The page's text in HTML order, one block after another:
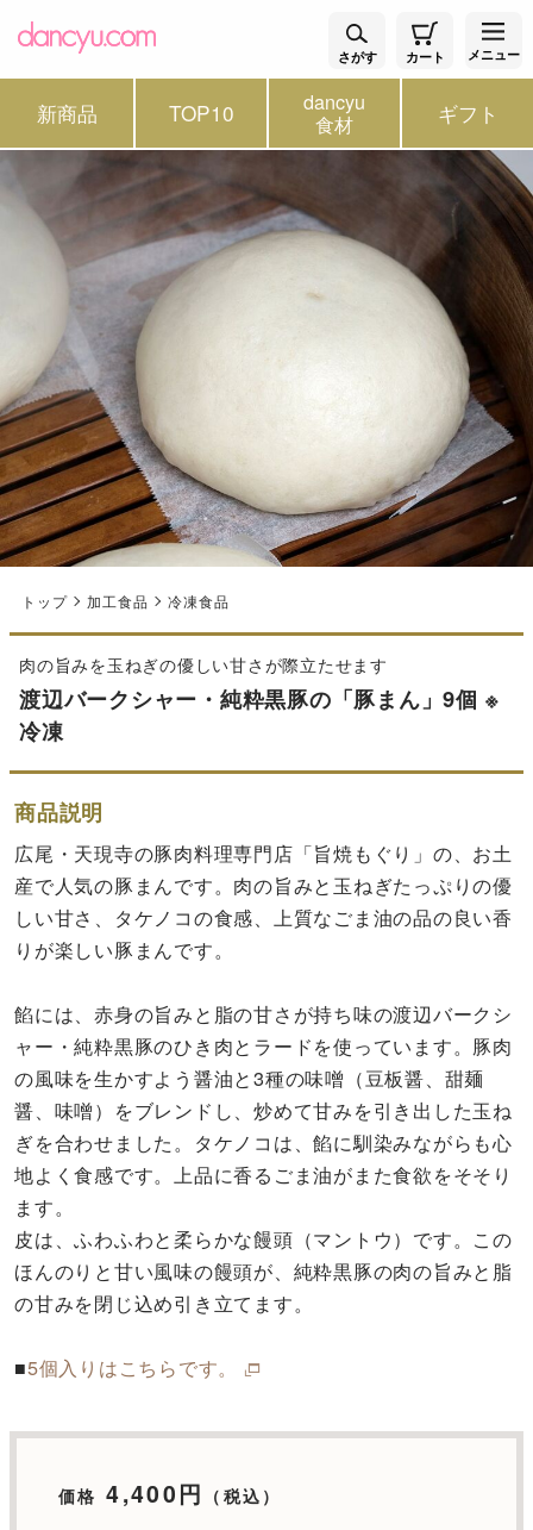
さがす カート メニュー
新商品 TOP10 dancyu
食材 ギフト
トップ 加工食品 冷凍食品
肉の旨みを玉ねぎの優しい甘さが際立たせます
渡辺バークシャー・純粋黒豚の「豚まん」9個 ※
冷凍
商品説明
広尾・天現寺の豚肉料理専門店「旨焼もぐり」の、お土
産で人気の豚まんです。肉の旨みと玉ねぎたっぷりの優
しい甘さ、タケノコの食感、上質なごま油の品の良い香
りが楽しい豚まんです。
餡には、赤身の旨みと脂の甘さが持ち味の渡辺バークシ
ャー・純粋黒豚のひき肉とラードを使っています。豚肉
の風味を生かすよう醤油と3種の味噌（豆板醤、甜麺
醤、味噌）をブレンドし、炒めて甘みを引き出した玉ね
ぎを合わせました。タケノコは、餡に馴染みながらも心
地よく食感です。上品に香るごま油がまた食欲をそそり
ます。
皮は、ふわふわと柔らかな饅頭（マントウ）です。この
ほんのりと甘い風味の饅頭が、純粋黒豚の肉の旨みと脂
の甘みを閉じ込め引き立てます。
■5個入りはこちらです。
価格 4,400円 （税込）